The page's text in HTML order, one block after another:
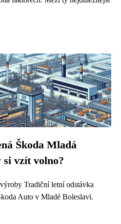
Škoda Mladá
si vzít volno?
Tradiční letní odstávka
Auto v Mladé Boleslavi.